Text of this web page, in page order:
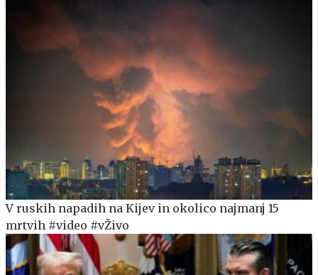
V ruskih napadih na Kijev in okolico najmanj 15
mrtvih #video #vŽivo